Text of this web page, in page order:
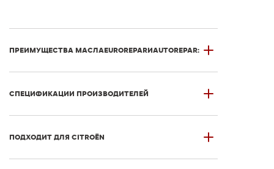
ПРЕИМУЩЕСТВА МАСЛАEUROREPARИAUTOREPAR:
СПЕЦИФИКАЦИИ ПРОИЗВОДИТЕЛЕЙ
ПОДХОДИТ ДЛЯ CITROЁN